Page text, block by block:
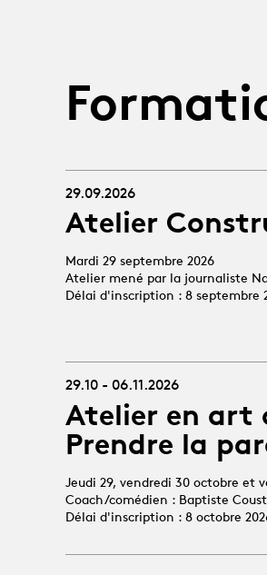
29.09.2026
Atelier
Mardi 29 septembre 2026
Atelier mené par la journaliste
Délai d'inscription : 8 septembre
29.10 - 06.11.2026
Atelier en art
Prendre la
Jeudi 29, vendredi 30 octobre et
Coach/comédien : Baptiste
Délai d'inscription : 8 octobre